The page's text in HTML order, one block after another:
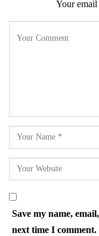
Your
Save my name,
next time I comment.